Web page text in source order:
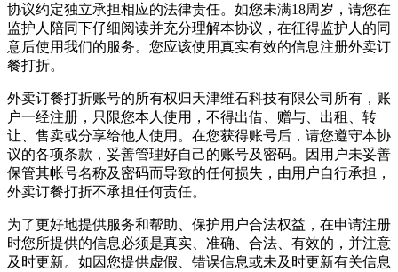
协议约定独立承担相应的法律责任。如您未满18周岁，请您在
监护人陪同下仔细阅读并充分理解本协议，在征得监护人的同
意后使用我们的服务。您应该使用真实有效的信息注册外卖订
餐打折。
外卖订餐打折账号的所有权归天津维石科技有限公司 所有，账
户一经注册，只限您本人使用，不得出借、赠与、出租、转
让、售卖或分享给他人使用。在您获得账号后，请您遵守本协
议的各项条款，妥善管理好自己的账号及密码。因用户未妥善
保管其帐号名称及密码而导致的任何损失，由用户自行承担，
外卖订餐打折不承担任何责任。
为了更好地提供服务和帮助、保护用户合法权益，在申请注册
时您所提供的信息必须是真实、准确、合法、有效的，并注意
及时更新。如因您提供虚假、错误信息或未及时更新有关信息